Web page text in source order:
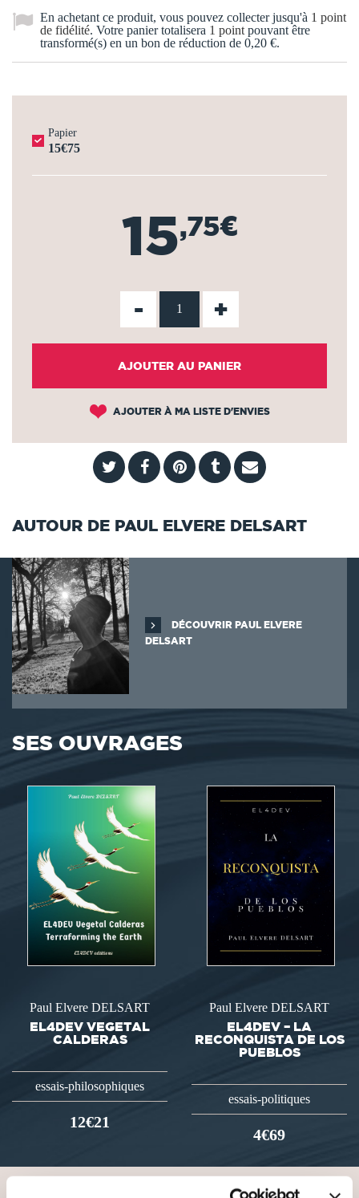
En achetant ce produit, vous pouvez collecter jusqu'à 1 point
de fidélité. Votre panier totalisera 1 point pouvant être
transformé(s) en un bon de réduction de 0,20 €.
Papier
15€75
15,75€
- +
AJOUTER AU PANIER
AJOUTER À MA LISTE D'ENVIES
AUTOUR DE PAUL ELVERE DELSART
DÉCOUVRIR PAUL ELVERE
DELSART
SES OUVRAGES
Paul Elvere DELSART
EL4DEV VEGETAL
CALDERAS
essais-philosophiques
12€21
Paul Elvere DELSART
EL4DEV – LA
RECONQUISTA DE LOS
PUEBLOS
essais-politiques
4€69